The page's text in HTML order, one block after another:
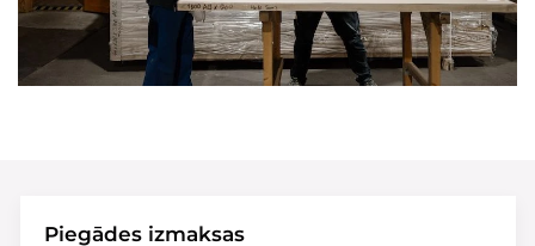
Piegādes izmaksas